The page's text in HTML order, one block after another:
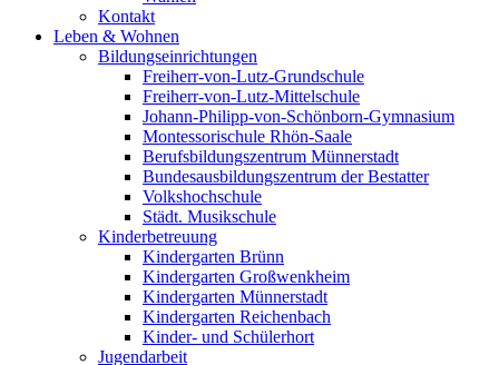
Kontakt
Leben & Wohnen
Bildungseinrichtungen
Freiherr-von-Lutz-Grundschule
Freiherr-von-Lutz-Mittelschule
Johann-Philipp-von-Schönborn-Gymnasium
Montessorischule Rhön-Saale
Berufsbildungszentrum Münnerstadt
Bundesausbildungszentrum der Bestatter
Volkshochschule
Städt. Musikschule
Kinderbetreuung
Kindergarten Brünn
Kindergarten Großwenkheim
Kindergarten Münnerstadt
Kindergarten Reichenbach
Kinder- und Schülerhort
Jugendarbeit